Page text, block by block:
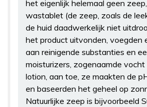
het eigenlijk helemaal geen
wastablet (de zeep, zoals de
de huid daadwerkelijk niet
het product uitvonden, voegden
aan reinigende substanties en
moisturizers, zogenaamde vocht
lotion, aan toe, ze maakten de
en baseerden het geheel op
Natuurlijke zeep is bijvoorbeeld